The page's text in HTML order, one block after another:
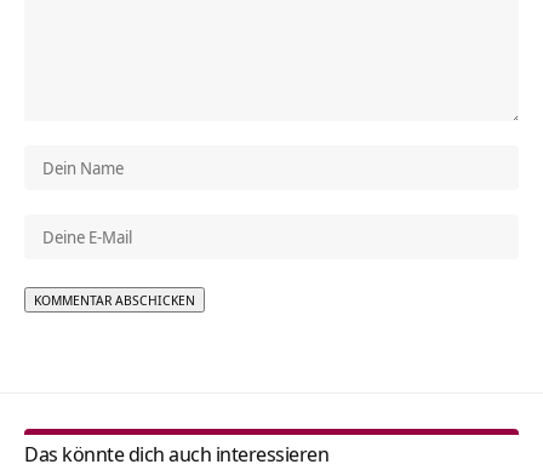
Das könnte dich auch interessieren